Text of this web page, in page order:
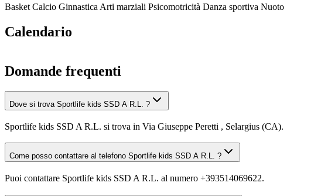
Basket Calcio Ginnastica Arti marziali Psicomotricità Danza sportiva Nuoto
Calendario
Domande frequenti
Dove si trova Sportlife kids SSD A R.L. ?
Sportlife kids SSD A R.L. si trova in Via Giuseppe Peretti , Selargius (CA).
Come posso contattare al telefono Sportlife kids SSD A R.L. ?
Puoi contattare Sportlife kids SSD A R.L. al numero +393514069622.